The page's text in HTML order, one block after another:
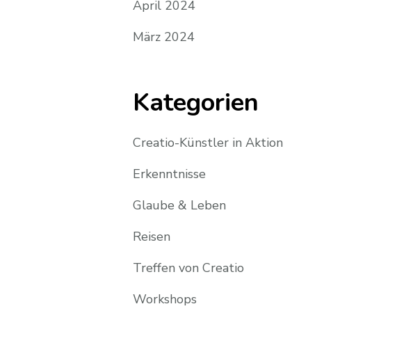
April 2024
März 2024
Kategorien
Creatio-Künstler in Aktion
Erkenntnisse
Glaube & Leben
Reisen
Treffen von Creatio
Workshops